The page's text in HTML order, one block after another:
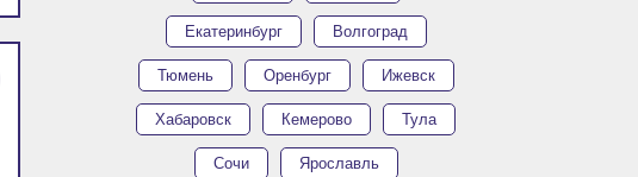
Екатеринбург Волгоград
Тюмень Оренбург Ижевск
Хабаровск Кемерово Тула
Сочи Ярославль